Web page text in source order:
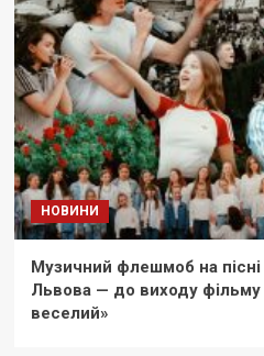
НОВИНИ
Музичний флешмоб на пісні
Львова — до виходу
веселий»